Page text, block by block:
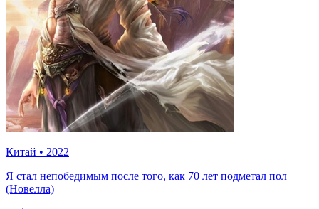
Китай • 2022
Я стал непобедимым после того, как 70 лет подметал пол
(Новелла)